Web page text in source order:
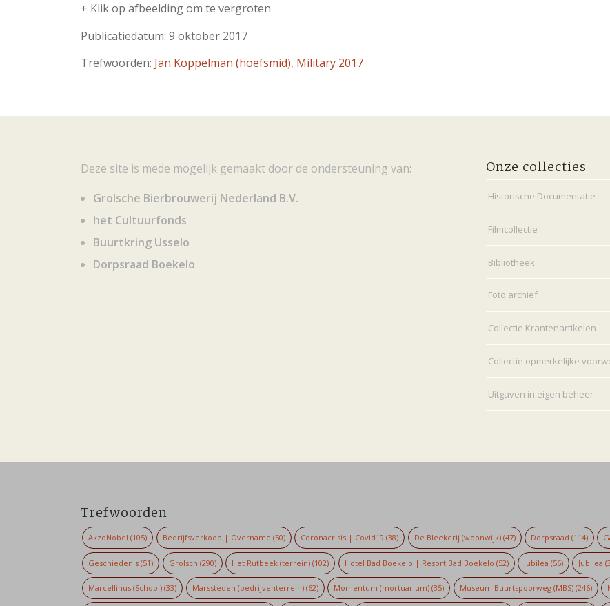
+ Klik op afbeelding om te vergroten
Publicatiedatum: 9 oktober 2017
Trefwoorden: Jan Koppelman (hoefsmid), Military 2017
Deze site is mede mogelijk gemaakt door de ondersteuning van:
Grolsche Bierbrouwerij Nederland B.V.
het Cultuurfonds
Buurtkring Usselo
Dorpsraad Boekelo
Onze collecties
Historische Documentatie
Filmcollectie
Bibliotheek
Foto archief
Collectie Krantenartikelen
Collectie opmerkelijke
Uitgaven in eigen beheer
Trefwoorden
AkzoNobel (105) Bedrijfsverkoop | Overname (50) Coronacrisis | Covid19 (38) De Bleekerij (woonwijk)(47) Dorpsraad (114)
Geschiedenis (51) Grolsch (290) Het Rutbeek (terrein) (102) Hotel Bad Boekelo | Resort Bad Boekelo (52) Jubilea (56) Jubilea
Marcellinus (School) (33) Marssteden (bedrijventerrein)(62) Momentum (mortuarium) (35) Museum Buurtspoorweg (MBS)(246)